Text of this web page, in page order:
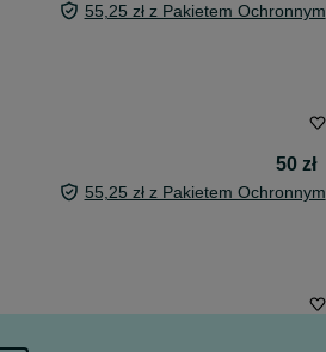
55,25 zł z Pakietem Ochronnym
50 zł
55,25 zł z Pakietem Ochronnym